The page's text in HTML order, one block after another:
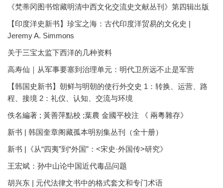
《梵蒂冈图书馆藏明清中西文化交流史文献丛刊》第四辑出版
【印度洋史新书】珍宝之海：古代印度洋贸易的文化史 |
Jeremy A. Simmons
关于三宝太监下西洋的几种资料
高寿仙｜从军事要塞到治理单元：明代卫所远不止是军营
【韩国史新书】朝鲜与明朝的使行外交史 1：转换、运营、路
程、接境 2：礼仪、认知、交流与环境
佚名編著 ; 黃善萍點校 ;葉農 金國平校注 《 兩粵雜存》
新书 | 韩国奎章阁藏孤本明别集丛刊（全十册）
新书 |《从“四夷”到“外国”：<宋史·外国传>研究》
王宏斌：孙中山论中国近代毒品问题
胡兴东 | 元代法律文书中的格式套文和专门术语